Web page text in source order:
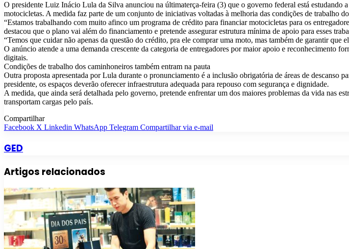
O presidente Luiz Inácio Lula da Silva anunciou na últimaterça-feira (3) que o governo federal está estudando
motocicletas. A medida faz parte de um conjunto de iniciativas voltadas à melhoria das condições de trabalho
“Estamos trabalhando com muito afinco um programa de crédito para financiar motocicletas para os
destacou que o plano vai além do financiamento e pretende assegurar estrutura mínima de apoio para esses
“Temos que cuidar não apenas da questão do crédito, pra ele comprar uma moto, mas também de garantir que
O anúncio atende a uma demanda crescente da categoria de entregadores por maior apoio e reconhecimento
digitais.
Condições de trabalho dos caminhoneiros também entram na pauta
Outra proposta apresentada por Lula durante o pronunciamento é a inclusão obrigatória de áreas de descanso
presidente, os espaços deverão oferecer infraestrutura adequada para repouso com segurança e dignidade.
A medida, que ainda será detalhada pelo governo, pretende enfrentar um dos maiores problemas da vida nas
transportam cargas pelo país.
Compartilhar
Facebook X Linkedin WhatsApp Telegram Compartilhar via e-mail
GED
Artigos relacionados